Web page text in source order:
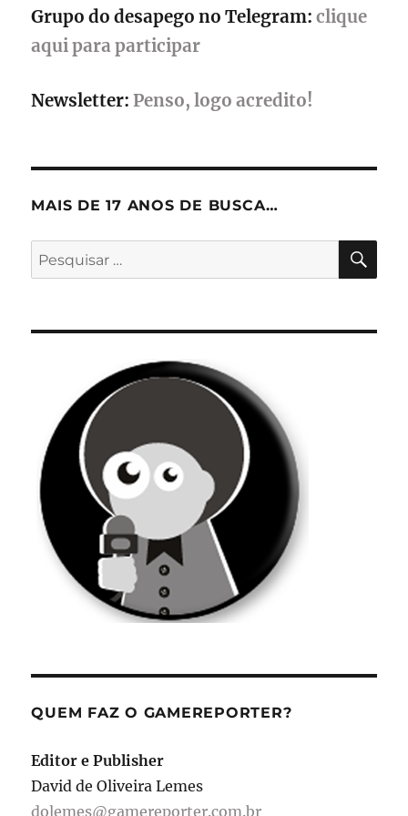
Grupo do desapego no Telegram: clique
aqui para participar
Newsletter: Penso, logo acredito!
MAIS DE 17 ANOS DE BUSCA…
Pesquisar
por:
QUEM FAZ O GAMEREPORTER?
Editor e Publisher
David de Oliveira Lemes
dolemes@gamereporter.com.br